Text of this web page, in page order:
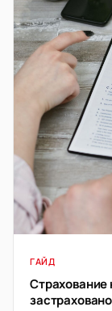
ГАЙД